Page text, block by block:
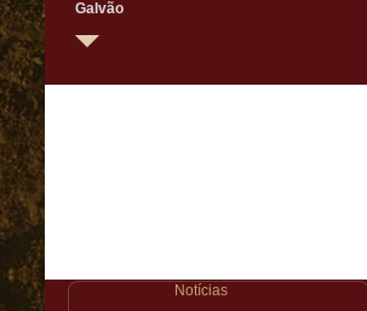
Galvão
Ivaporunduva
Pilões
Notícias